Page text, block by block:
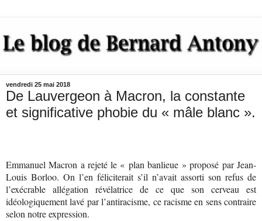
vendredi 25 mai 2018
De Lauvergeon à Macron, la constante
et significative phobie du « mâle blanc ».
Emmanuel Macron a rejeté le « plan banlieue » proposé par Jean-
Louis Borloo. On l’en féliciterait s’il n’avait assorti son refus de
l’exécrable allégation révélatrice de ce que son cerveau est
idéologiquement lavé par l’antiracisme, ce racisme en sens contraire
selon notre expression.